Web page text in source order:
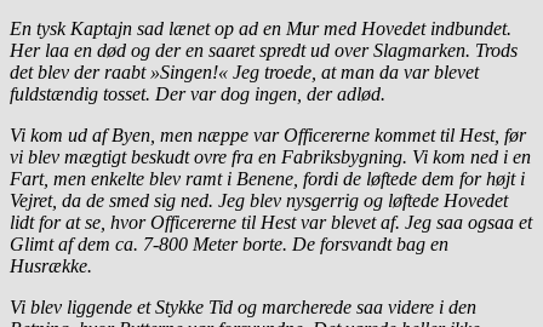
En tysk Kaptajn sad lænet op ad en Mur med Hovedet indbundet.
Her laa en død og der en saaret spredt ud over Slagmarken. Trods
det blev der raabt »Singen!« Jeg troede, at man da var blevet
fuldstændig tosset. Der var dog ingen, der adlød.
Vi kom ud af Byen, men næppe var Officererne kommet til Hest, før
vi blev mægtigt beskudt ovre fra en Fabriksbygning. Vi kom ned i en
Fart, men enkelte blev ramt i Benene, fordi de løftede dem for højt i
Vejret, da de smed sig ned. Jeg blev nysgerrig og løftede Hovedet
lidt for at se, hvor Officererne til Hest var blevet af. Jeg saa ogsaa et
Glimt af dem ca. 7-800 Meter borte. De forsvandt bag en
Husrække.
Vi blev liggende et Stykke Tid og marcherede saa videre i den